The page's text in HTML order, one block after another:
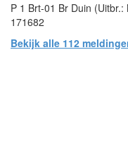
P 1 Brt-01 Br Duin
171682
Bekijk alle 112